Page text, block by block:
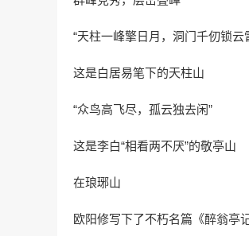
“天柱一峰擎日月，洞门千仞锁云
这是白居易笔下的天柱山
“众鸟高飞尽，孤云独去闲”
这是李白“相看两不厌”的敬亭山
在琅琊山
欧阳修写下了不朽名篇《醉翁亭记